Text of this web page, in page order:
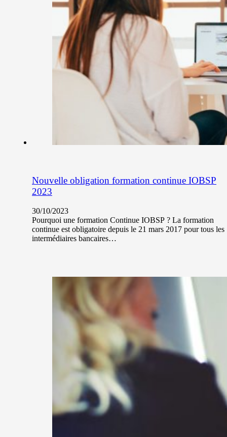
Nouvelle obligation formation continue IOBSP
2023
30/10/2023
Pourquoi une formation Continue IOBSP ? La formation
continue est obligatoire depuis le 21 mars 2017 pour tous les
intermédiaires bancaires…